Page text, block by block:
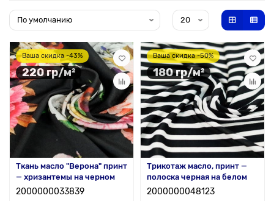
Ваша скидка -43%
220 гр/м²
Ткань масло "Верона" принт
— хризантемы на черном
2000000033839
Ваша скидка -50%
180 гр/м²
Трикотаж масло, принт —
полоска черная на белом
2000000048123